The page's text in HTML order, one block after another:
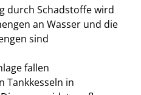
durch Schadstoffe wird
an Wasser und die
sind
fallen
Tankkesseln in